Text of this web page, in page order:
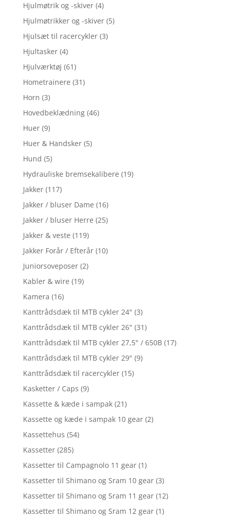
Hjulmøtrik og -skiver (4)
Hjulmøtrikker og -skiver (5)
Hjulsæt til racercykler (3)
Hjultasker (4)
Hjulværktøj (61)
Hometrainere (31)
Horn (3)
Hovedbeklædning (46)
Huer (9)
Huer & Handsker (5)
Hund (5)
Hydrauliske bremsekalibere (19)
Jakker (117)
Jakker / bluser Dame (16)
Jakker / bluser Herre (25)
Jakker & veste (119)
Jakker Forår / Efterår (10)
Juniorsoveposer (2)
Kabler & wire (19)
Kamera (16)
Kanttrådsdæk til MTB cykler 24" (3)
Kanttrådsdæk til MTB cykler 26" (31)
Kanttrådsdæk til MTB cykler 27,5" / 650B (17)
Kanttrådsdæk til MTB cykler 29" (9)
Kanttrådsdæk til racercykler (15)
Kasketter / Caps (9)
Kassette & kæde i sampak (21)
Kassette og kæde i sampak 10 gear (2)
Kassettehus (54)
Kassetter (285)
Kassetter til Campagnolo 11 gear (1)
Kassetter til Shimano og Sram 10 gear (3)
Kassetter til Shimano og Sram 11 gear (12)
Kassetter til Shimano og Sram 12 gear (1)